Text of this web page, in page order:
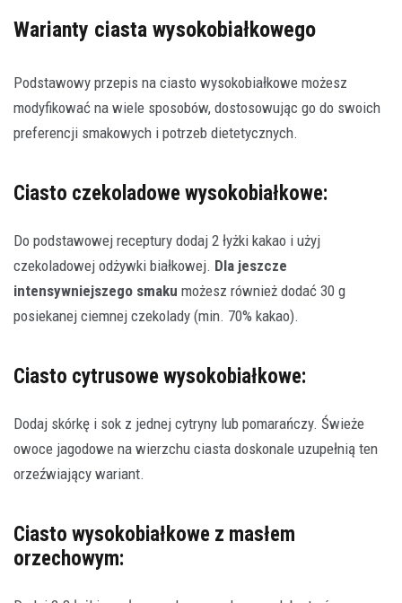
Warianty ciasta wysokobiałkowego
Podstawowy przepis na ciasto wysokobiałkowe możesz
modyfikować na wiele sposobów, dostosowując go do swoich
preferencji smakowych i potrzeb dietetycznych.
Ciasto czekoladowe wysokobiałkowe:
Do podstawowej receptury dodaj 2 łyżki kakao i użyj
czekoladowej odżywki białkowej. Dla jeszcze
intensywniejszego smaku możesz również dodać 30 g
posiekanej ciemnej czekolady (min. 70% kakao).
Ciasto cytrusowe wysokobiałkowe:
Dodaj skórkę i sok z jednej cytryny lub pomarańczy. Świeże
owoce jagodowe na wierzchu ciasta doskonale uzupełnią ten
orzeźwiający wariant.
Ciasto wysokobiałkowe z masłem
orzechowym: